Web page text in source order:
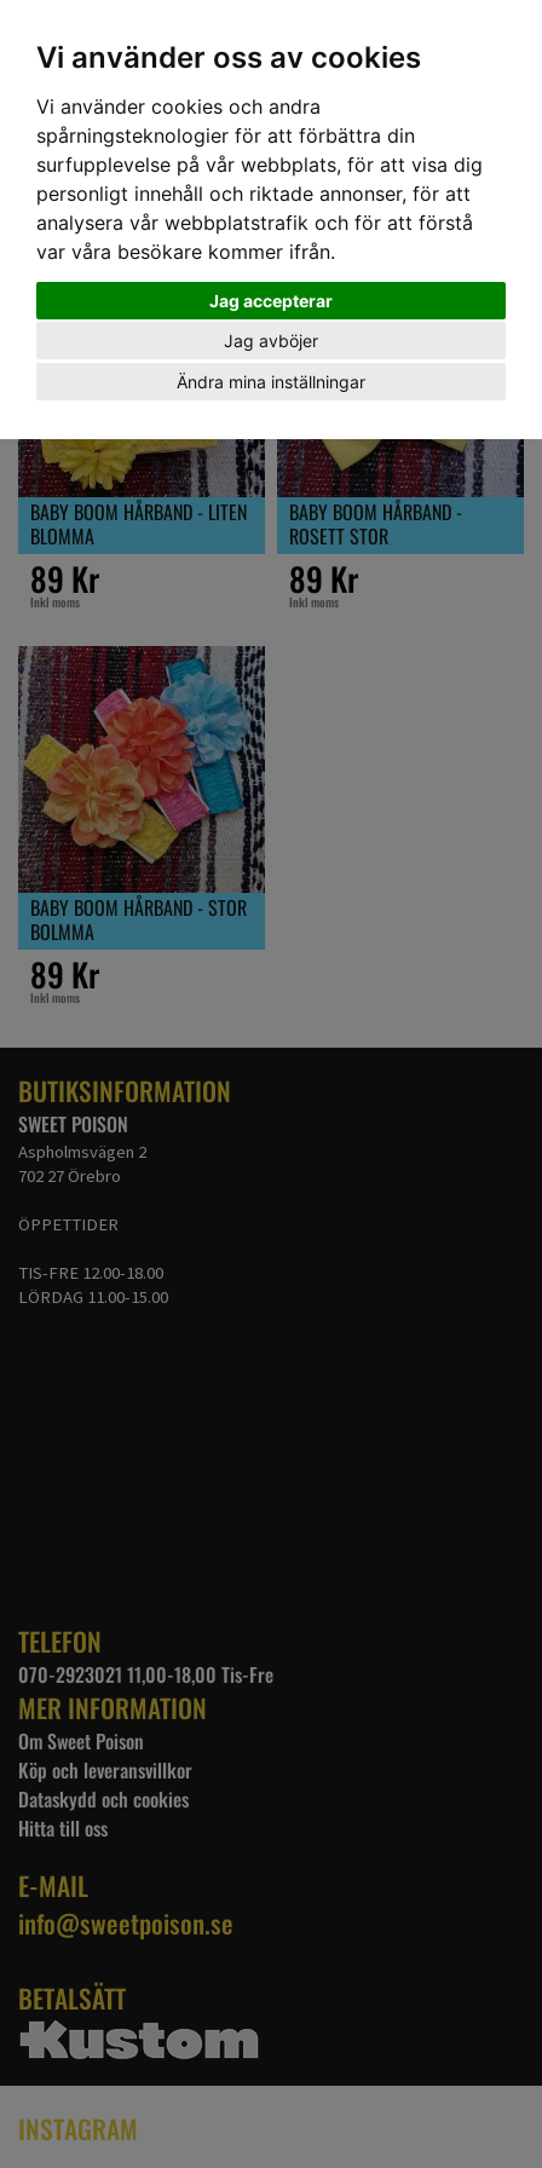
Vi använder oss av cookies
Vi använder cookies och andra
spårningsteknologier för att förbättra din
surfupplevelse på vår webbplats, för att visa dig
personligt innehåll och riktade annonser, för att
analysera vår webbplatstrafik och för att förstå
var våra besökare kommer ifrån.
Jag accepterar
Jag avböjer
Ändra mina inställningar
Hem› BABY› ACCESSOARER
ACCESSOARER
BABY BOOM HÅRBAND - LITEN
BLOMMA
89 Kr
Inkl moms
BABY BOOM HÅRBAND -
ROSETT STOR
89 Kr
Inkl moms
BABY BOOM HÅRBAND - STOR
BOLMMA
89 Kr
Inkl moms
BUTIKSINFORMATION
SWEET POISON
Aspholmsvägen 2
702 27 Örebro
ÖPPETTIDER
TIS-FRE 12.00-18.00
LÖRDAG 11.00-15.00
TELEFON
070-2923021 11,00-18,00 Tis-Fre
MER INFORMATION
Om Sweet Poison
Köp och leveransvillkor
Dataskydd och cookies
Hitta till oss
E-MAIL
info@sweetpoison.se
BETALSÄTT
INSTAGRAM